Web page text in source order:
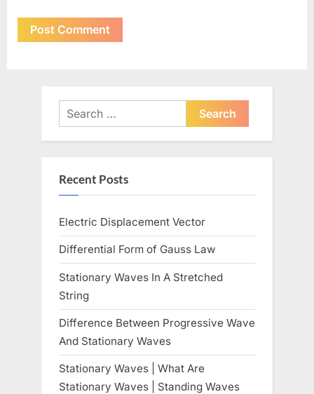
Search
for:
Recent Posts
Electric Displacement Vector
Differential Form of Gauss Law
Stationary Waves In A Stretched
String
Difference Between Progressive Wave
And Stationary Waves
Stationary Waves | What Are
Stationary Waves | Standing Waves